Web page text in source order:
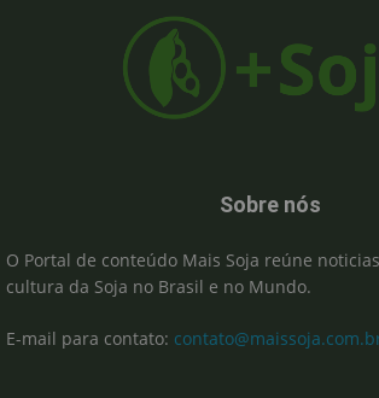
Sobre nós
O Portal de conteúdo Mais Soja reúne
cultura da Soja no Brasil e no Mundo.
E-mail para contato: